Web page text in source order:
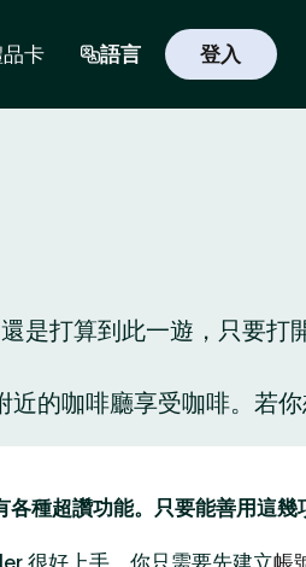
卡 語言 登入
是打算到此一遊，只要
的咖啡廳享受咖啡。若
各種超讚功能。只要能善用這
很好上手。你只需要先建立帳